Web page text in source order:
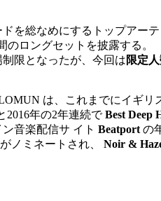
を総なめにするトップアーテ
のロングセットを披露する。
制限となったが、今回は限定
は、これまでにイギリ
2016年の2年連続でBest Deep
音楽配信サ イト Beatport の
ノミネートされ、 Noir &